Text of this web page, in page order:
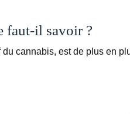
faut-il savoir ?
cannabis, est de plus en